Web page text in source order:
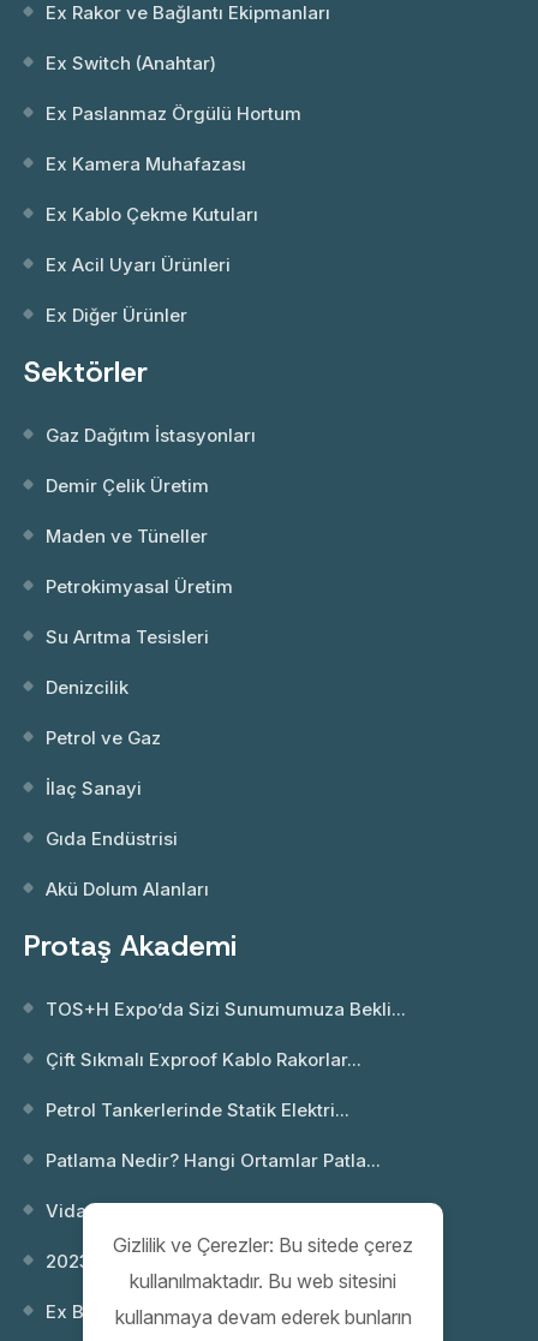
Ex Rakor ve Bağlantı Ekipmanları
Ex Switch (Anahtar)
Ex Paslanmaz Örgülü Hortum
Ex Kamera Muhafazası
Ex Kablo Çekme Kutuları
Ex Acil Uyarı Ürünleri
Ex Diğer Ürünler
Sektörler
Gaz Dağıtım İstasyonları
Demir Çelik Üretim
Maden ve Tüneller
Petrokimyasal Üretim
Su Arıtma Tesisleri
Denizcilik
Petrol ve Gaz
İlaç Sanayi
Gıda Endüstrisi
Akü Dolum Alanları
Protaş Akademi
TOS+H Expo’da Sizi Sunumumuza Bekli...
Çift Sıkmalı Exproof Kablo Rakorlar...
Petrol Tankerlerinde Statik Elektri...
Patlama Nedir? Hangi Ortamlar Patla...
Vida Dişi Standartları; NPT ve Metr...
2023 Webinar 02: Patlayıcı Ortamlar...
Ex Buatlar
Gizlilik ve Çerezler: Bu sitede çerez
kullanılmaktadır. Bu web sitesini
kullanmaya devam ederek bunların